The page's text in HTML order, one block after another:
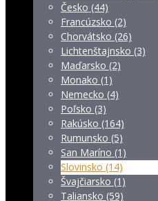
Česko (44)
Francúzsko (2)
Chorvátsko (26)
Lichtenštajnsko (3)
Maďarsko (2)
Monako (1)
Nemecko (4)
Poľsko (3)
Rakúsko (164)
Rumunsko (5)
San Maríno (1)
Slovinsko (14)
Švajčiarsko (1)
Taliansko (59)